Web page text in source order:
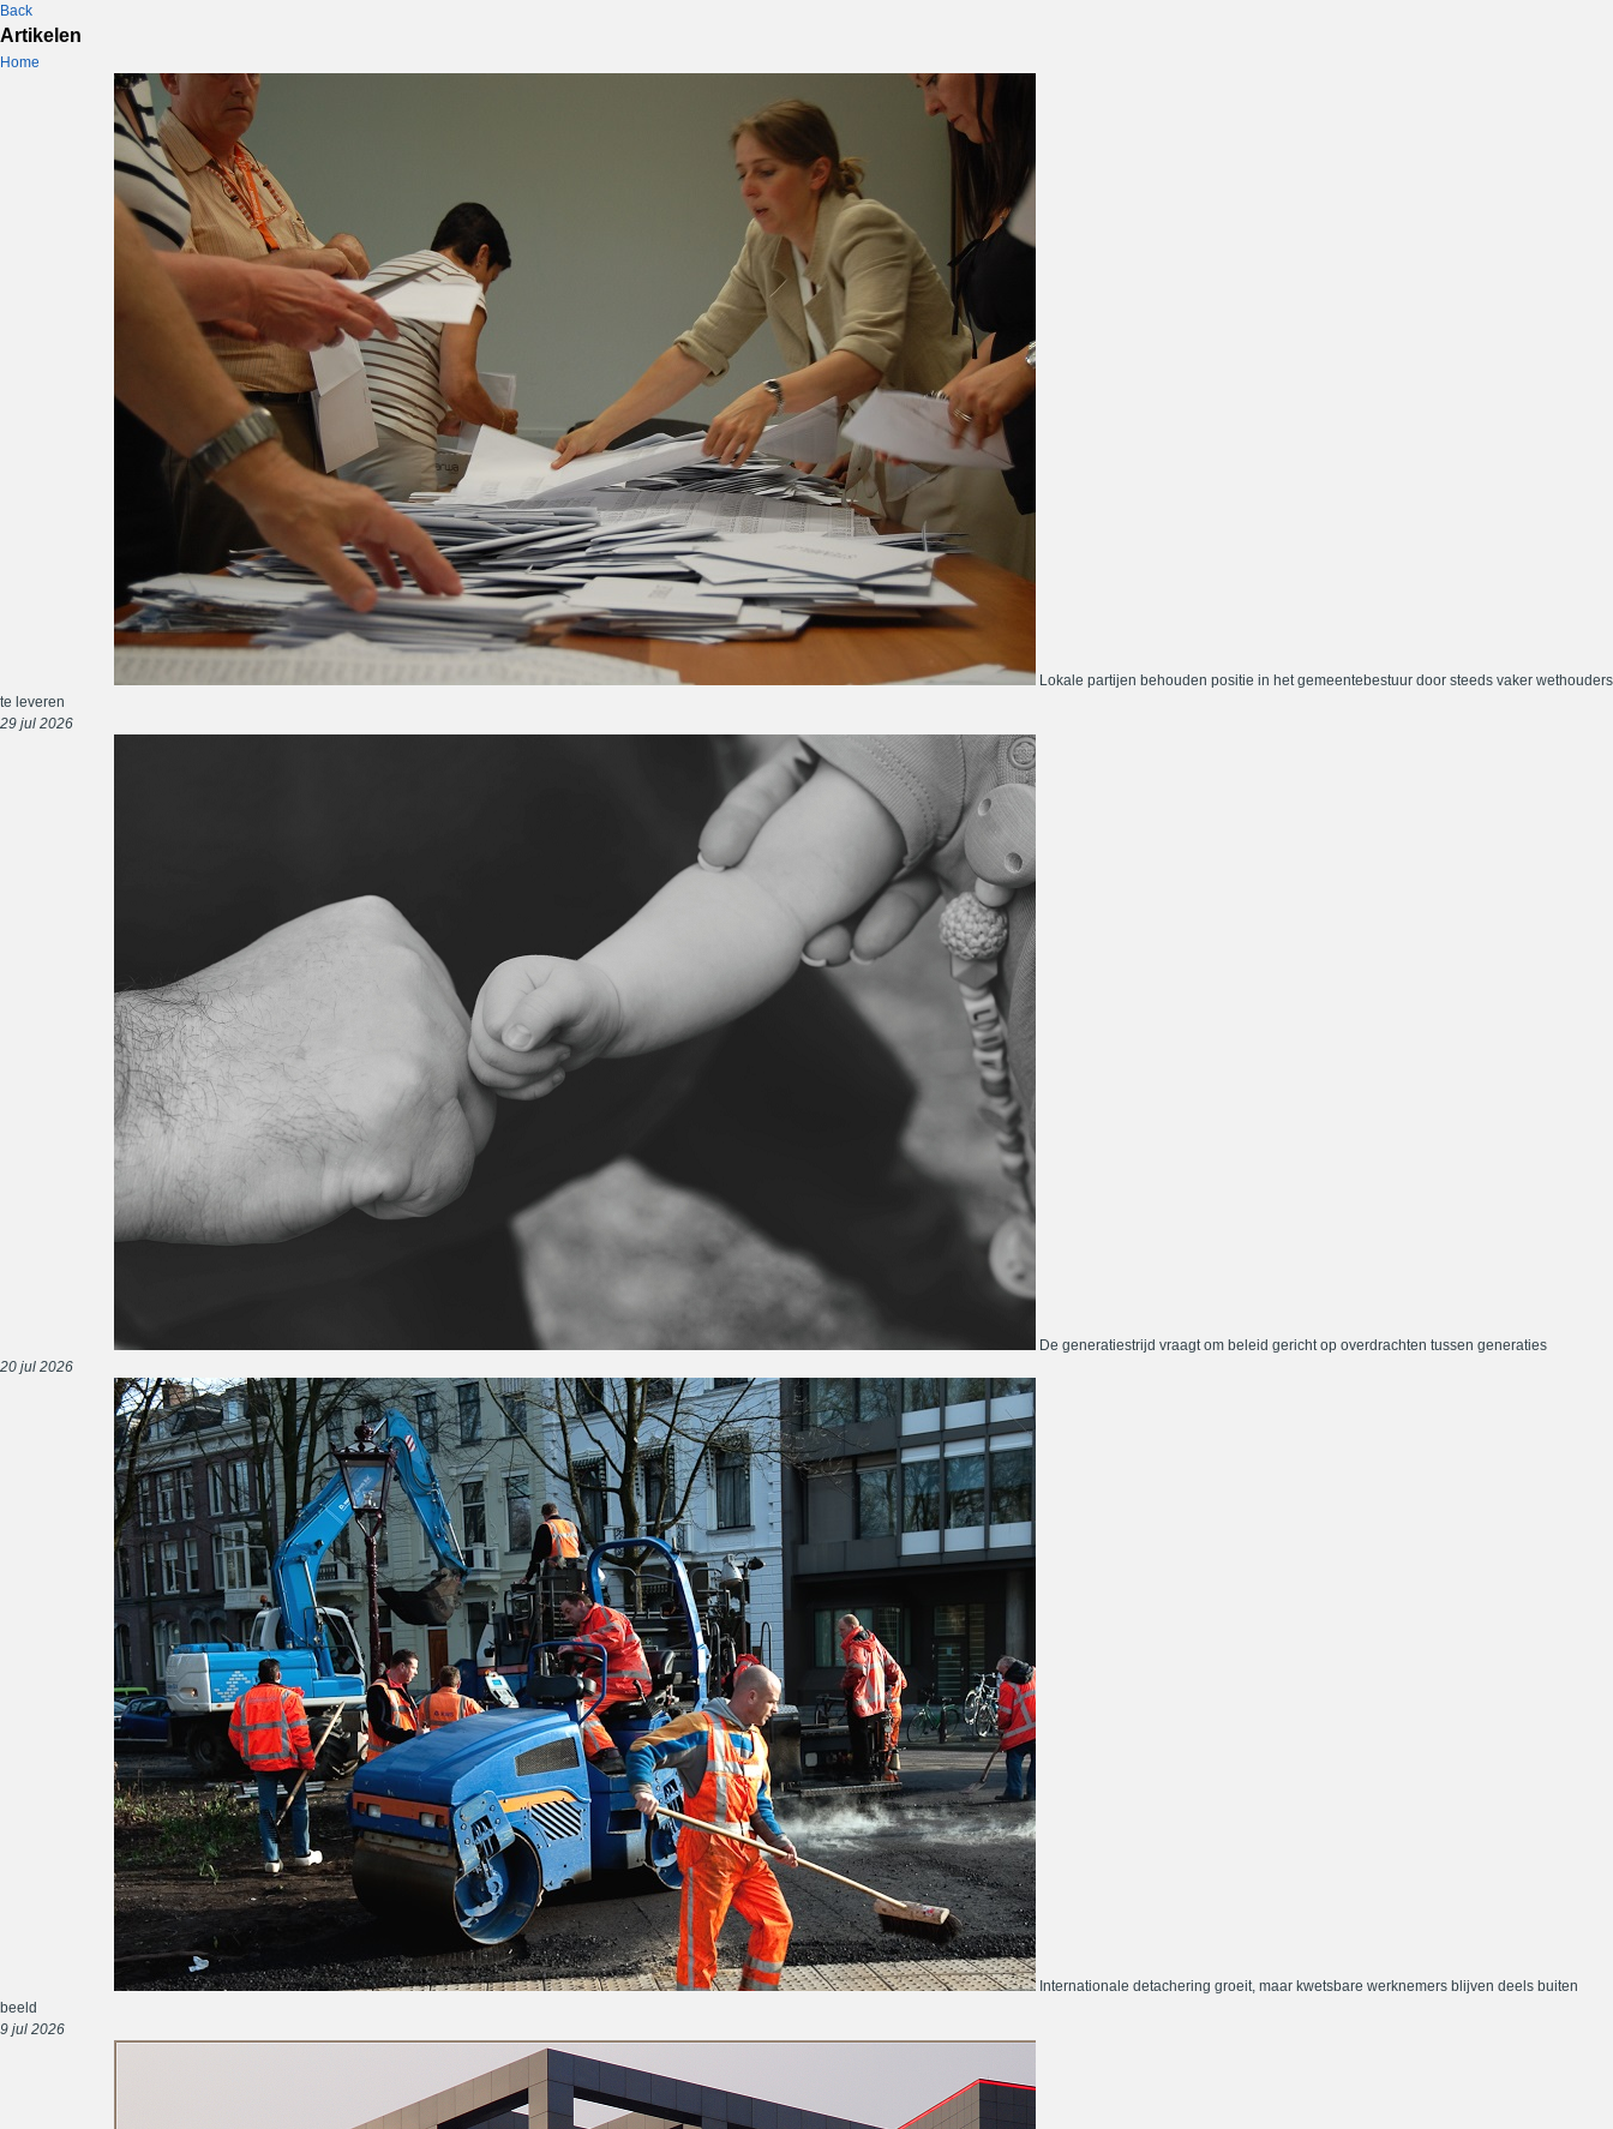
Back
Artikelen
Home
Lokale partijen behouden positie in het gemeentebestuur door steeds vaker wethouders
te leveren
29 jul 2026
De generatiestrijd vraagt om beleid gericht op overdrachten tussen generaties
20 jul 2026
Internationale detachering groeit, maar kwetsbare werknemers blijven deels buiten
beeld
9 jul 2026